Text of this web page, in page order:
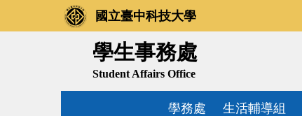
國立臺中科技大學
學生事務處
Student Affairs Office
學務處 生活輔導組